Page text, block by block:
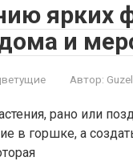
ярких
и
Автор:
рано или
в горшке, а